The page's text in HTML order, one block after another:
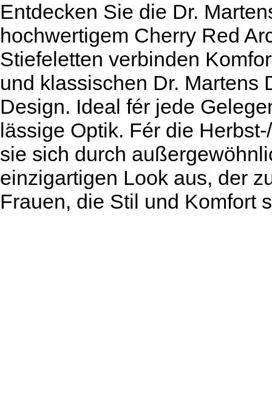
Entdecken Sie die Dr.
hochwertigem Cherry Red
Stiefeletten verbinden
und klassischen Dr. Martens
Design. Ideal fér jede
lässige Optik. Fér die
sie sich durch
einzigartigen Look aus, der
Frauen, die Stil und Komfort